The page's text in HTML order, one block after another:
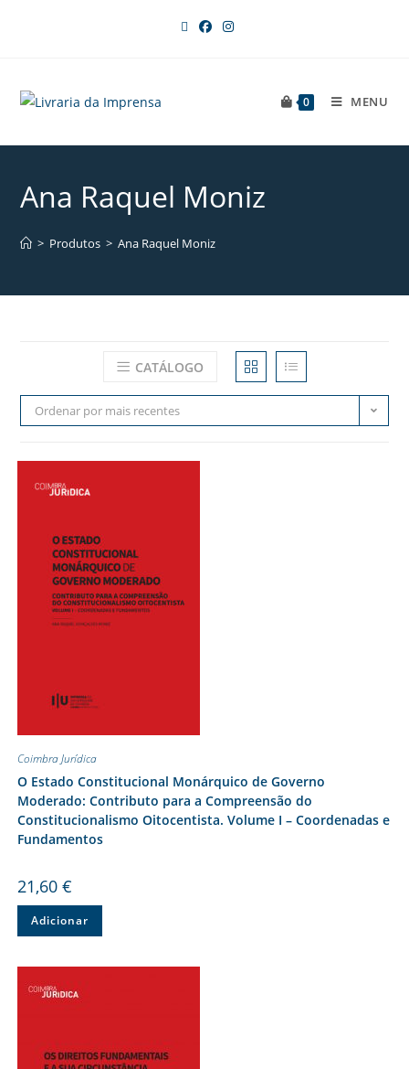
0 MENU
Ana Raquel Moniz
> Produtos > Ana Raquel Moniz
CATÁLOGO
Ordenar por mais recentes
Coimbra Jurídica
O Estado Constitucional Monárquico de Governo
Moderado: Contributo para a Compreensão do
Constitucionalismo Oitocentista. Volume I – Coordenadas e
Fundamentos
21,60 €
Adicionar